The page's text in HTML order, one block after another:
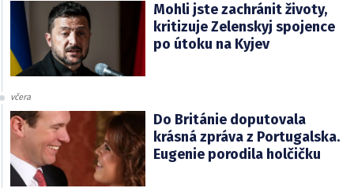
Mohli jste zachránit životy,
kritizuje Zelenskyj spojence
po útoku na Kyjev
včera
Do Británie doputovala
krásná zpráva z Portugalska.
Eugenie porodila holčičku